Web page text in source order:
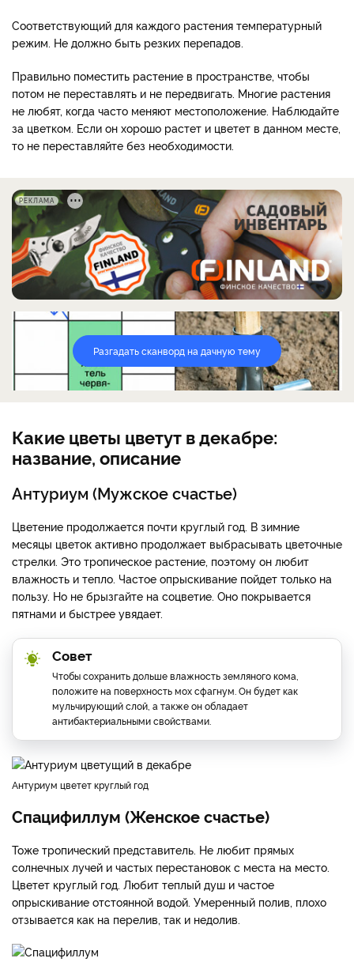
Соответствующий для каждого растения температурный
режим. Не должно быть резких перепадов.
Правильно поместить растение в пространстве, чтобы
потом не переставлять и не передвигать. Многие растения
не любят, когда часто меняют местоположение. Наблюдайте
за цветком. Если он хорошо растет и цветет в данном месте,
то не переставляйте без необходимости.
РЕКЛАМА
Разгадать сканворд на дачную тему
Какие цветы цветут в декабре:
название, описание
Антуриум (Мужское счастье)
Цветение продолжается почти круглый год. В зимние
месяцы цветок активно продолжает выбрасывать цветочные
стрелки. Это тропическое растение, поэтому он любит
влажность и тепло. Частое опрыскивание пойдет только на
пользу. Но не брызгайте на соцветие. Оно покрывается
пятнами и быстрее увядает.
Совет
Чтобы сохранить дольше влажность земляного кома,
положите на поверхность мох сфагнум. Он будет как
мульчирующий слой, а также он обладает
антибактериальными свойствами.
Антуриум цветет круглый год
Спацифиллум (Женское счастье)
Тоже тропический представитель. Не любит прямых
солнечных лучей и частых перестановок с места на место.
Цветет круглый год. Любит теплый душ и частое
опрыскивание отстоянной водой. Умеренный полив, плохо
отзывается как на перелив, так и недолив.